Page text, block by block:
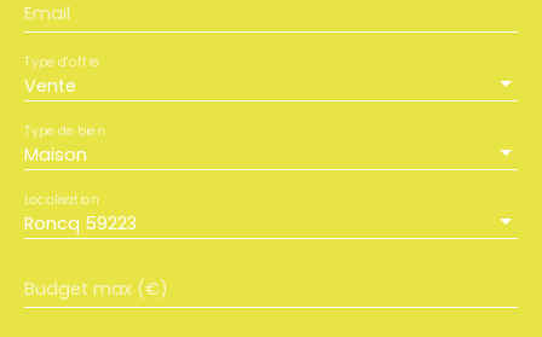
Email
Vente
Type d'offre
Maison
Type de bien
Roncq 59223
Localisation
Budget max (€)